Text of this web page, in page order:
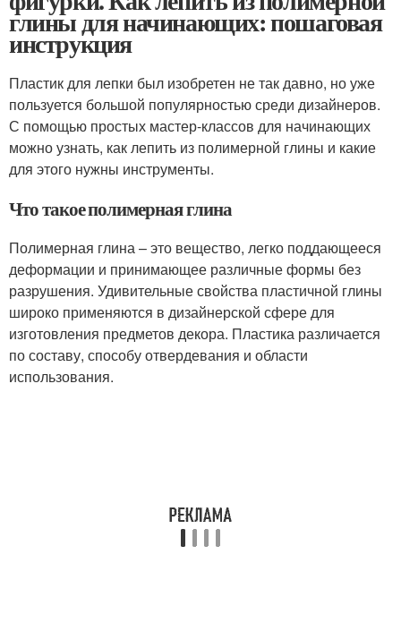
глины для начинающих: пошаговая
инструкция
Пластик для лепки был изобретен не так давно, но уже
пользуется большой популярностью среди дизайнеров.
С помощью простых мастер-классов для начинающих
можно узнать, как лепить из полимерной глины и какие
для этого нужны инструменты.
Что такое полимерная глина
Полимерная глина – это вещество, легко поддающееся
деформации и принимающее различные формы без
разрушения. Удивительные свойства пластичной глины
широко применяются в дизайнерской сфере для
изготовления предметов декора. Пластика различается
по составу, способу отвердевания и области
использования.